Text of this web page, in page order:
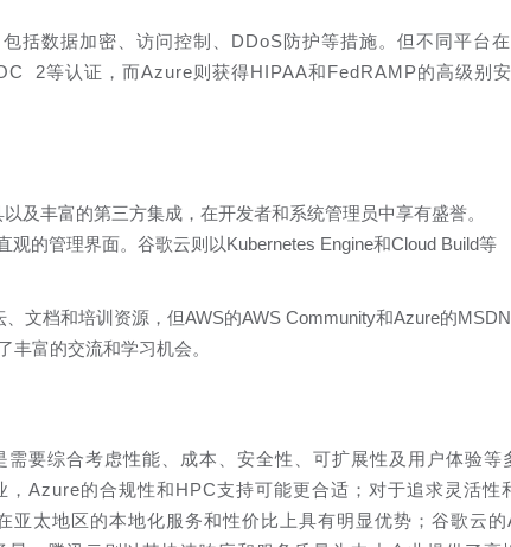
括数据加密、访问控制、DDoS防护等措施。但不同平台
2等认证，而Azure则获得HIPAA和FedRAMP的高级别
及丰富的第三方集成，在开发者和系统管理员中享有盛誉。
观的管理界面。谷歌云则以Kubernetes Engine和Cloud Build等
、文档和培训资源，但AWS的AWS Community和Azure的MSDN
丰富的交流和学习机会。
要综合考虑性能、成本、安全性、可扩展性及用户体验等
Azure的合规性和HPC支持可能更合适；对于追求灵活性
亚太地区的本地化服务和性价比上具有明显优势；谷歌云的